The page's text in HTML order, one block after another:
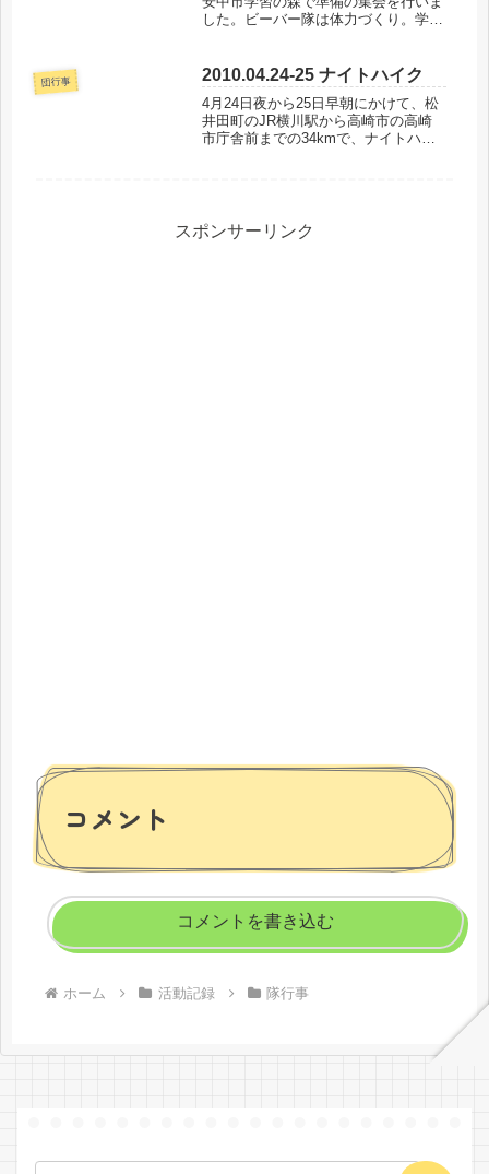
した。ビーバー隊は体力づくり。学習
す。昨年のキャンプでも立てています
が、練習しないと忘れてしまいます。
みん...
団行事 2010.04.24-25 ナイトハイク
4月24日夜から25日早朝にかけて、松
井田町のJR横川駅から高崎市の高崎
市庁舎前までの34kmで、ナイトハイ
スポンサーリンク
コメント
コメントを書き込む
ホーム 活動記録 隊行事